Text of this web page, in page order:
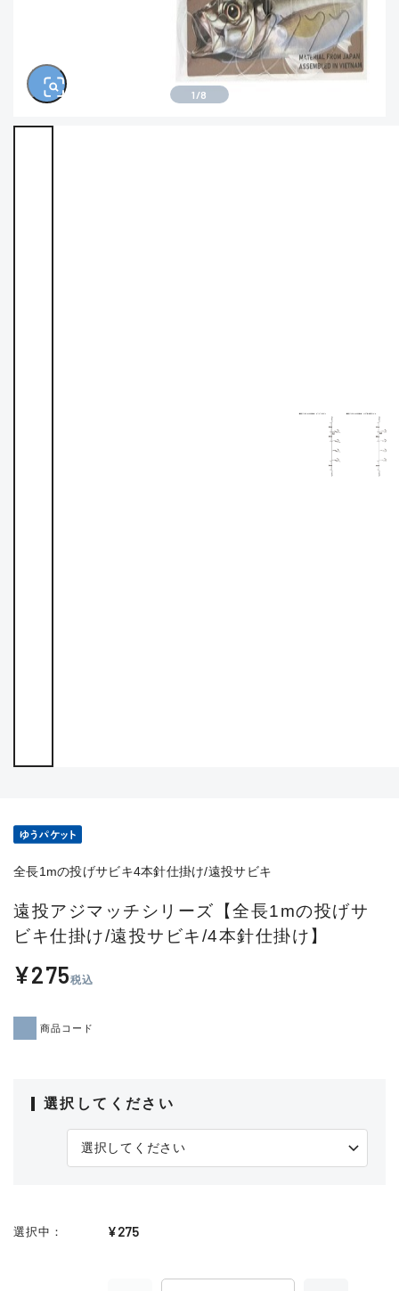
1 /8
全長1mの投げサビキ4本針仕掛け/遠投サビキ
遠投アジマッチシリーズ【全長1mの投げサ
ビキ仕掛け/遠投サビキ/4本針仕掛け】
¥275税込
商品コード
選択してください
選択中 ¥275